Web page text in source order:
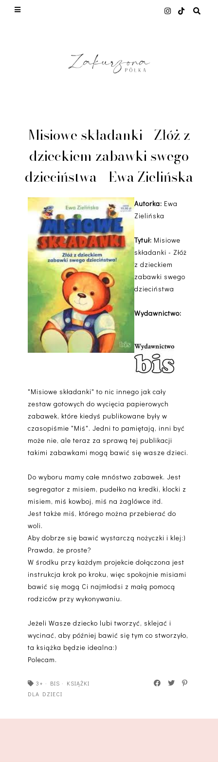
Misiowe składanki - Złóż z
dzieckiem zabawki swego
dzieciństwa - Ewa Zielińska
Autorka: Ewa
Zielińska
Tytuł: Misiowe
składanki - Złóż
z dzieckiem
zabawki swego
dzieciństwa
Wydawnictwo:
"Misiowe składanki" to nic innego jak cały
zestaw gotowych do wycięcia papierowych
zabawek, które kiedyś publikowane były w
czasopiśmie "Miś". Jedni to pamiętają, inni być
może nie, ale teraz za sprawą tej publikacji
takimi zabawkami mogą bawić się wasze dzieci.
Do wyboru mamy całe mnóstwo zabawek. Jest
segregator z misiem, pudełko na kredki, klocki z
misiem, miś kowboj, miś na żaglówce itd.
Jest także miś, którego można przebierać do
woli.
Aby dobrze się bawić wystarczą nożyczki i klej:)
Prawda, że proste?
W środku przy każdym projekcie dołączona jest
instrukcja krok po kroku, więc spokojnie misiami
bawić się mogą Ci najmłodsi z małą pomocą
rodziców przy wykonywaniu.
Jeżeli Wasze dziecko lubi tworzyć, sklejać i
wycinać, aby później bawić się tym co stworzyło,
ta książka będzie idealna:)
Polecam.
3+ · BIS · KSIĄŻKI
DLA DZIECI
This site uses cookies from Google to deliver its
quality of service, generate usage statistics, and
to detect and address abuse.
LEARN MORE